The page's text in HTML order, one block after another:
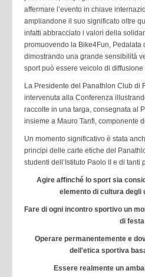
affermare l’evento in chiave
ampliandone il suo significato oltre
infatti abbracciato i valori della
promuovendo la Bike4Fun, Pedalata
dimostrando una grande sensibilità
sport può essere veicolo di
La Presidente del Panathlon Club di
intervenuta alla Conferenza
raccolte in una targa, consegnata al
insieme a Mauro Tanfi, componente
Un momento significativo è stata
principi delle carte etiche del
studenti dell’Istituto Paolo II e di tanti
Agire affinché lo sport sia
elemento di cultura degli
Fare di ogni incontro sportivo un
di festa
Operare permanentemente e
dell'etica sportiva
Essere realmente un